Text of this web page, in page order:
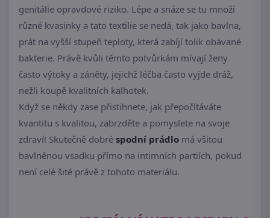
genitálie opravdové riziko. Lépe a snáze se tu množí
různé kvasinky a tato textilie se nedá, tak jako bavlna,
prát na vyšší stupeň teploty, která zabíjí tolik obávané
bakterie. Právě kvůli těmto potvůrkám mívají ženy
často výtoky a záněty, jejichž léčba často vyjde dráž,
nežli koupě kvalitních kalhotek.
Když se někdy zase přistihnete, jak přepočítáváte
kvantitu s kvalitou, zabrzděte a pomyslete na svoje
zdraví! Skutečně dobré spodní prádlo má všitou
bavlněnou vsadku přímo na intimních partiích, pokud
není celé šité právě z tohoto materiálu.